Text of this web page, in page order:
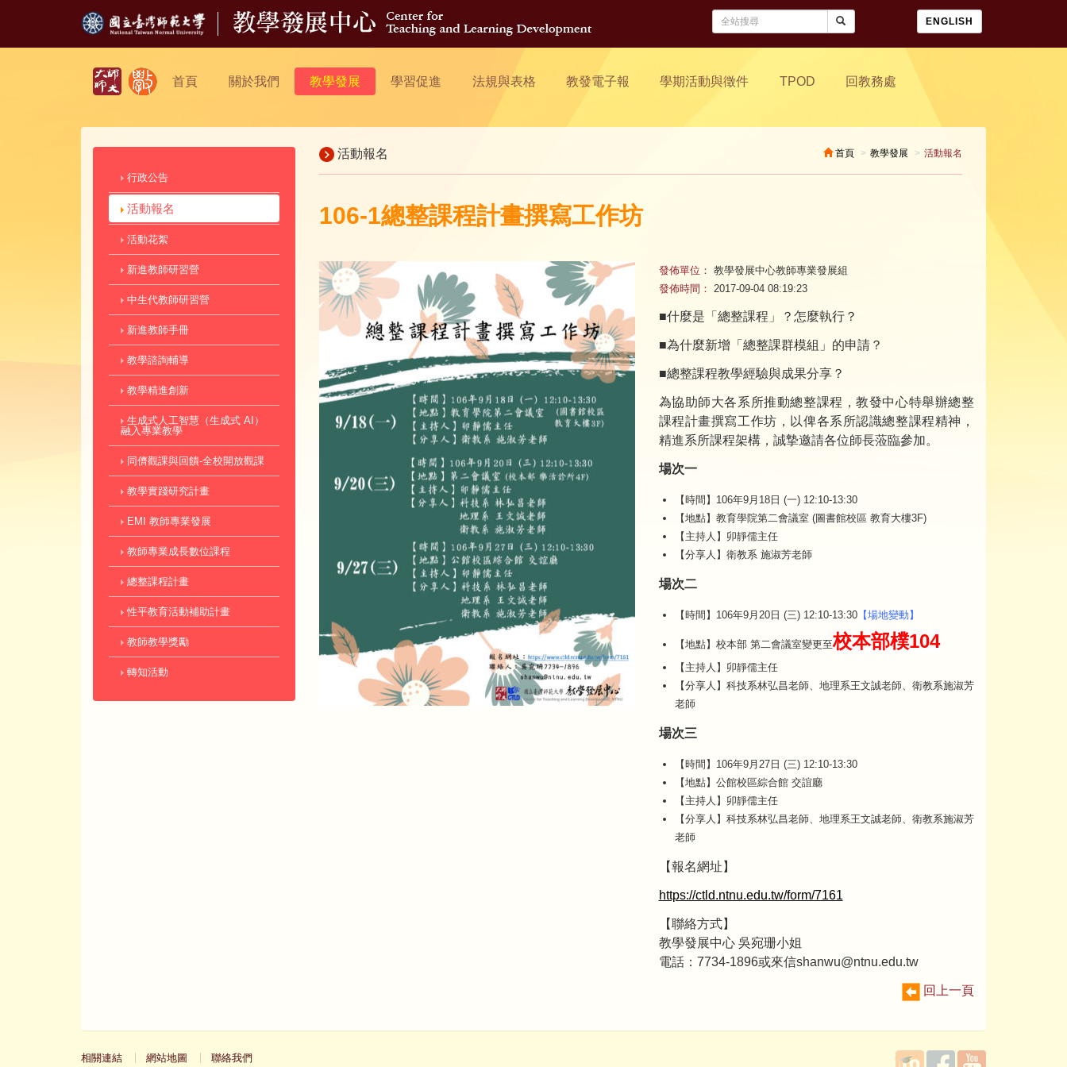
ENGLISH
首頁 關於我們 教學發展 學習促進 法規與表格 教發電子報 學期活動與徵件 TPOD 回教務處
行政公告
活動報名
活動花絮
新進教師研習營
中生代教師研習營
新進教師手冊
教學諮詢輔導
教學精進創新
生成式人工智慧（生成式 AI）
融入專業教學
同儕觀課與回饋-全校開放觀課
教學實踐研究計畫
EMI 教師專業發展
教師專業成長數位課程
總整課程計畫
性平教育活動補助計畫
教師教學獎勵
轉知活動
活動報名 首頁 教學發展 活動報名
106-1總整課程計畫撰寫工作坊
發佈單位： 教學發展中心教師專業發展組
發佈時間： 2017-09-04 08:19:23
■什麼是「總整課程」？怎麼執行？
■為什麼新增「總整課群模組」的申請？
■總整課程教學經驗與成果分享？
為協助師大各系所推動總整課程，教發中心特舉辦總整
課程計畫撰寫工作坊，以俾各系所認識總整課程精神，
精進系所課程架構，誠摯邀請各位師長蒞臨參加。
場次一
【時間】106年9月18日 (一) 12:10-13:30
【地點】教育學院第二會議室 (圖書館校區 教育大樓3F)
【主持人】卯靜儒主任
【分享人】衛教系 施淑芳老師
場次二
【時間】106年9月20日 (三) 12:10-13:30【場地變動】
【地點】校本部 第二會議室變更至校本部樸104
【主持人】卯靜儒主任
【分享人】科技系林弘昌老師、地理系王文誠老師、衛教系施淑芳
老師
場次三
【時間】106年9月27日 (三) 12:10-13:30
【地點】公館校區綜合館 交誼廳
【主持人】卯靜儒主任
【分享人】科技系林弘昌老師、地理系王文誠老師、衛教系施淑芳
老師
【報名網址】
https://ctld.ntnu.edu.tw/form/7161
【聯絡方式】
教學發展中心 吳宛珊小姐
電話：7734-1896或來信shanwu@ntnu.edu.tw
回上一頁
相關連結 網站地圖 聯絡我們